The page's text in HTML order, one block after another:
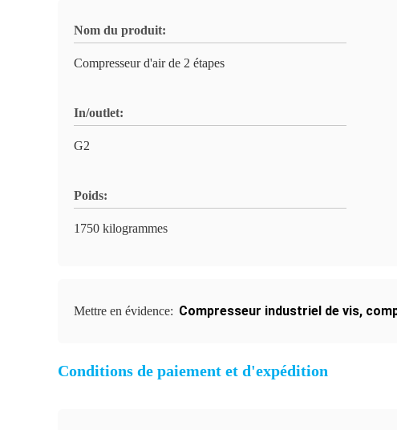
Nom du produit:
Compresseur d'air de 2 étapes
In/outlet:
G2
Poids:
1750 kilogrammes
Mettre en évidence: Compresseur industriel de vis,
Conditions de paiement et d'expédition